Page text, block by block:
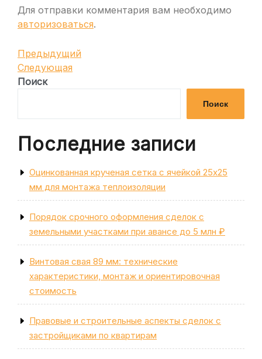
Для отправки комментария вам необходимо
авторизоваться.
Навигация
по
записям
Предыдущая
запись
Предыдущий
Следующая
запись
Следующая
Поиск
Поиск
Последние записи
Оцинкованная крученая сетка с ячейкой 25х25
мм для монтажа теплоизоляции
Порядок срочного оформления сделок с
земельными участками при авансе до 5 млн ₽
Винтовая свая 89 мм: технические
характеристики, монтаж и ориентировочная
стоимость
Правовые и строительные аспекты сделок с
застройщиками по квартирам